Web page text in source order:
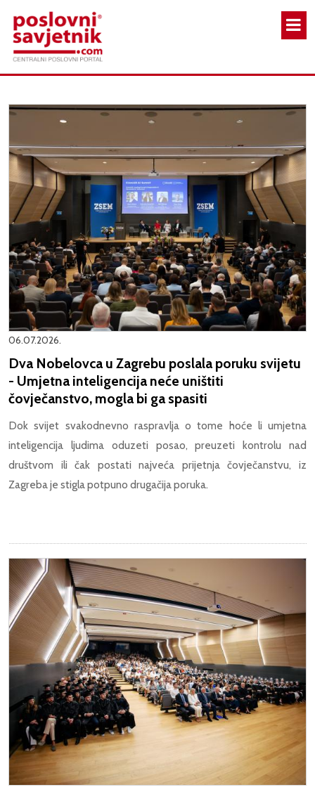
06.07.2026.
Dva Nobelovca u Zagrebu poslala poruku svijetu
- Umjetna inteligencija neće uništiti
čovječanstvo, mogla bi ga spasiti
Dok svijet svakodnevno raspravlja o tome hoće li umjetna
inteligencija ljudima oduzeti posao, preuzeti kontrolu nad
društvom ili čak postati najveća prijetnja čovječanstvu, iz
Zagreba je stigla potpuno drugačija poruka.